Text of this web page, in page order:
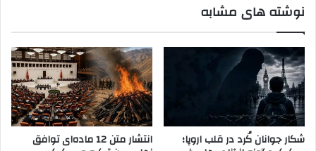
ه
ا
ک
ت
ر
س
ی
د
ش
و
ر
ی
س
ت
س
نوشته های مشابه
شکار جوانان کُرد در قلب اروپا؛ انتشار متن 12 ماده‌ای توافق